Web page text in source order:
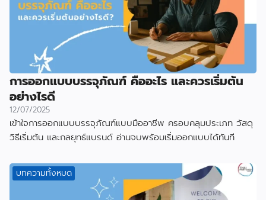
การออกแบบบรรจุภัณฑ์ คืออะไร และควรเริ่มต้น
อย่างไรดี
12/07/2025
เข้าใจการออกแบบบรรจุภัณฑ์แบบมืออาชีพ ครอบคลุมประเภท วัสดุ
วิธีเริ่มต้น และกลยุทธ์แบรนด์ อ่านจบพร้อมเริ่มออกแบบได้ทันที
บทความทั้งหมด